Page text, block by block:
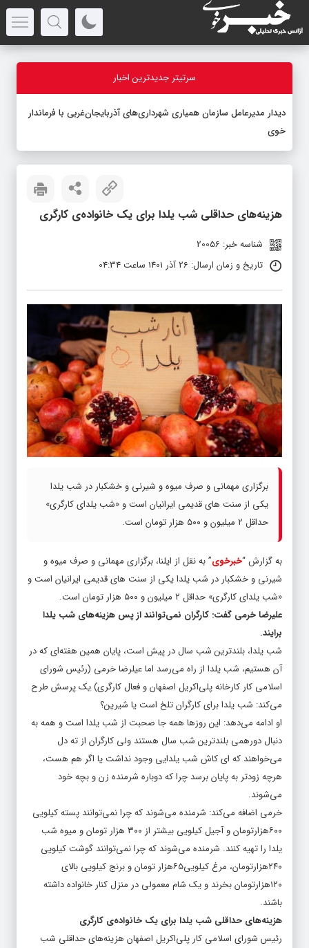
سرتیتر جدیدترین اخبار
دیدار مدیرعامل سازمان همیاری شهرداری‌های آذربایجان‌غربی با فرماندار
خوی
هزینه‌های حداقلی شب یلدا برای یک خانواده‌ی کارگری
شناسه خبر: 20056
تاریخ و زمان ارسال: 26 آذر 1401 ساعت 04:34
برگزاری مهمانی و صرف میوه و شیرنی و خشکبار در شب یلدا
یکی از سنت های قدیمی ایرانیان است و «شب یلدای کارگری»
حداقل ۲ میلیون و ۵۰۰ هزار تومان است.
به گزارش “خبرخوی” به نقل از ایلنا، برگزاری مهمانی و صرف میوه و
شیرنی و خشکبار در شب یلدا یکی از سنت های قدیمی ایرانیان است و
«شب یلدای کارگری» حداقل ۲ میلیون و ۵۰۰ هزار تومان است.
علیرضا خرمی گفت: کارگران نمی‌توانند از پس هزینه‌های شب یلدا
برایند.
شب یلدا، بلندترین شب سال در پیش است، پایان همین هفته‌ای که در
آن هستیم، شب یلدا از راه می‌رسد اما عیلرضا خرمی (رئیس شورای
اسلامی کار کارخانه پلی‌اکریل اصفهان و فعال کارگری) یک پرسش طرح
می‌کند: شب یلدا برای کارگران تلخ است یا شیرین؟
او ادامه می‌دهد: این روزها همه جا صحبت از شب یلدا است و همه به
دنبال دورهمی بلندترین شب سال هستند ولی کارگران از ته دل
می‌خواهند که ای کاش شب یلدایی وجود نداشت یا اگر هم هست،
هرچه زودتر به پایان برسد چرا که دوباره شرمنده زن و بچه خود
می‌شوند.
خرمی اضافه می‌کند: شرمنده می‌شوند که چرا نمی‌توانند پسته کیلویی
۶۰۰هزارتومان و آجیل کیلویی بیشتر از ۳۰۰ هزار تومان و میوه شب
یلدا را تهیه کنند. شرمنده می‌شوند که چرا نمی‌توانند گوشت کیلویی
۲۴۰هزارتومان، مرغ کیلویی۶۵هزار تومان و برنج کیلویی بالای
۱۲۰هزارتومان بخرند و یک شام معمولی در منزل کنار خانواده داشته
باشند.
هزینه‌های حداقلی شب یلدا برای یک خانواده‌ی کارگری
رئیس شورای اسلامی کار پلی‌اکریل اصفهان هزینه‌های حداقلی شب